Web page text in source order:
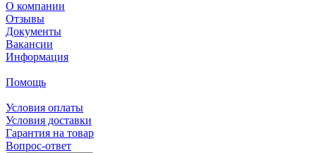
О компании
Отзывы
Документы
Вакансии
Информация
Помощь
Условия оплаты
Условия доставки
Гарантия на товар
Вопрос-ответ